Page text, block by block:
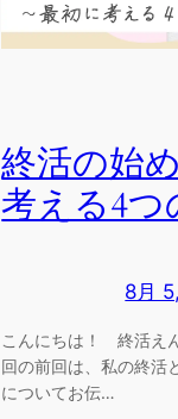
終活の始
考える4つ
8月
こんにちは！ 終活え
回の前回は、私の終活
についてお伝…